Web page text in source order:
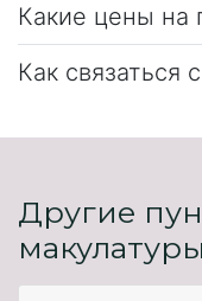
Какие цены на
Как связаться
Другие